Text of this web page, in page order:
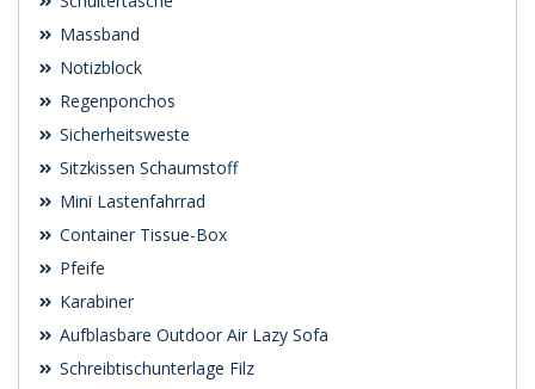
Massband
Notizblock
Regenponchos
Sicherheitsweste
Sitzkissen Schaumstoff
Mini Lastenfahrrad
Container Tissue-Box
Pfeife
Karabiner
Aufblasbare Outdoor Air Lazy Sofa
Schreibtischunterlage Filz